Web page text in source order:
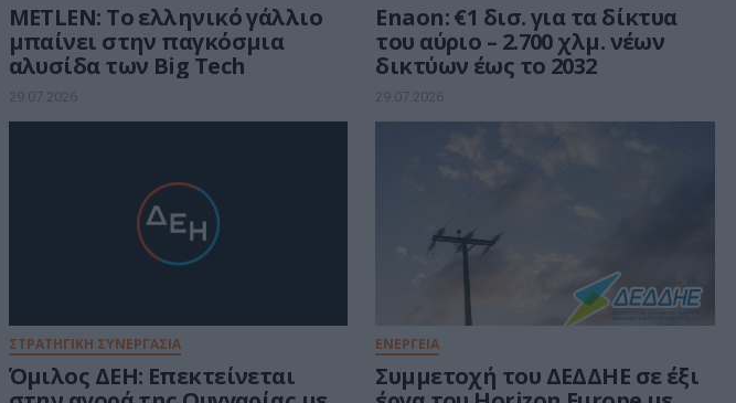
METLEN: Το ελληνικό γάλλιο
μπαίνει στην παγκόσμια
αλυσίδα των Big Tech
29.07.2026
Enaon: €1 δισ. για τα δίκτυα
του αύριο – 2.700 χλμ. νέων
δικτύων έως το 2032
29.07.2026
ΣΤΡΑΤΗΓΙΚΗ ΣΥΝΕΡΓΑΣΙΑ
Όμιλος ΔΕΗ: Επεκτείνεται
ΕΝΕΡΓΕΙΑ
Συμμετοχή του ΔΕΔΔΗΕ σε έξι